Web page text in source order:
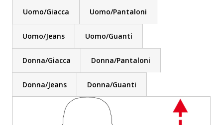
Uomo/Giacca Uomo/Pantaloni
Uomo/Jeans Uomo/Guanti
Donna/Giacca Donna/Pantaloni
Donna/Jeans Donna/Guanti